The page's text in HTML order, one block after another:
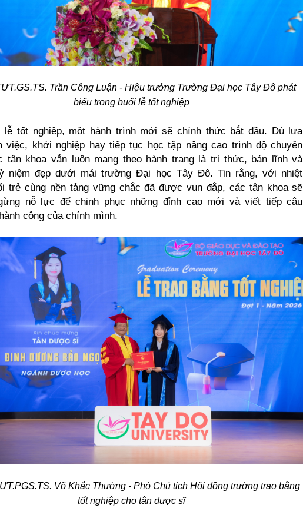
Trần Công Luận - Hiệu trưởng Trường Đại học Tây Đô phát
biểu trong buổi lễ tốt nghiệp
lễ tốt nghiệp, một hành trình mới sẽ chính thức bắt đầu. Dù lựa
việc, khởi nghiệp hay tiếp tục học tập nâng cao trình độ chuyên
tân khoa vẫn luôn mang theo hành trang là tri thức, bản lĩnh và
niệm đẹp dưới mái trường Đại học Tây Đô. Tin rằng, với nhiệt
trẻ cùng nền tảng vững chắc đã được vun đắp, các tân khoa sẽ
nỗ lực để chinh phục những đỉnh cao mới và viết tiếp câu
công của chính mình.
Võ Khắc Thường - Phó Chủ tịch Hội đồng trường trao bằng
tốt nghiệp cho tân dược sĩ